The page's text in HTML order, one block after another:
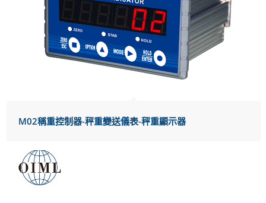
M02稱重控制器-秤重變送儀表-秤重顯示器